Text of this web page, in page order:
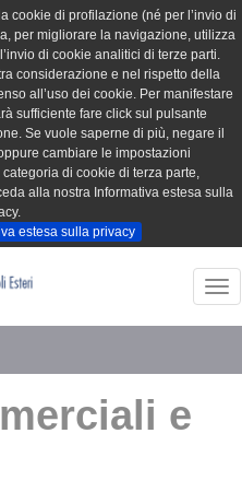
cookie di profilazione (né per l’invio di
per migliorare la navigazione, utilizza
di cookie analitici di terze parti.
considerazione e nel rispetto della
all’uso dei cookie. Per manifestare
sufficiente fare click sul pulsante
Se vuole saperne di più, negare il
cambiare le impostazioni
di cookie di terza parte,
alla nostra Informativa estesa sulla
estesa sulla privacy
e